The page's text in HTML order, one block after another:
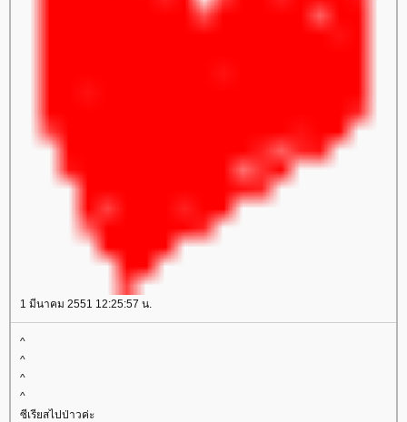
1 มีนาคม 2551 12:25:57 น.
^
^
^
^
ซีเรียสไปป่าวค่ะ